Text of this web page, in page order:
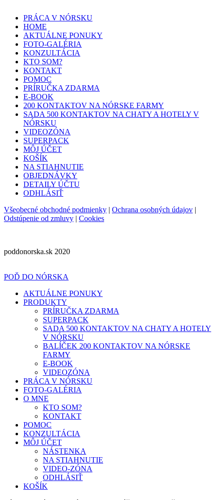
PRÁCA V NÓRSKU
HOME
AKTUÁLNE PONUKY
FOTO-GALÉRIA
KONZULTÁCIA
KTO SOM?
KONTAKT
POMOC
PRÍRUČKA ZDARMA
E-BOOK
200 KONTAKTOV NA NÓRSKE FARMY
SADA 500 KONTAKTOV NA CHATY A HOTELY V
NÓRSKU
VIDEOZÓNA
SUPERPACK
MÔJ ÚČET
KOŠÍK
NA STIAHNUTIE
OBJEDNÁVKY
DETAILY ÚČTU
ODHLÁSIŤ
Všeobecné obchodné podmienky | Ochrana osobných údajov |
Odstúpenie od zmluvy | Cookies
poddonorska.sk 2020
POĎ DO NÓRSKA
AKTUÁLNE PONUKY
PRODUKTY
PRÍRUČKA ZDARMA
SUPERPACK
SADA 500 KONTAKTOV NA CHATY A HOTELY
V NÓRSKU
BALÍČEK 200 KONTAKTOV NA NÓRSKE
FARMY
E-BOOK
VIDEOZÓNA
PRÁCA V NÓRSKU
FOTO-GALÉRIA
O MNE
KTO SOM?
KONTAKT
POMOC
KONZULTÁCIA
MÔJ ÚČET
NÁSTENKA
NA STIAHNUTIE
VIDEO-ZÓNA
ODHLÁSIŤ
KOŠÍK